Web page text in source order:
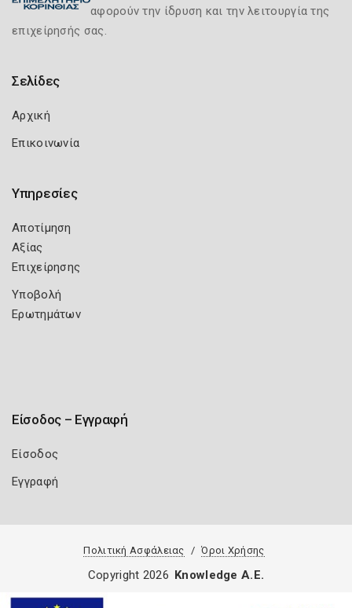
αφορούν την ίδρυση και την λειτουργία της
επιχείρησής σας.
Σελίδες
Αρχική
Επικοινωνία
Υπηρεσίες
Αποτίμηση
Αξίας
Επιχείρησης
Υποβολή
Ερωτημάτων
Είσοδος – Εγγραφή
Είσοδος
Εγγραφή
Πολιτική Ασφάλειας Όροι Χρήσης
Copyright 2026 Knowledge A.E.